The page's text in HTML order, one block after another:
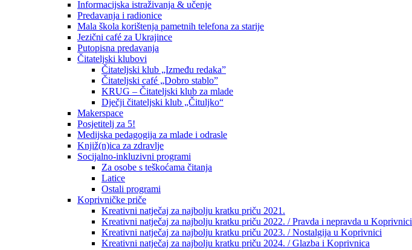
Informacijska istraživanja & učenje
Predavanja i radionice
Mala škola korištenja pametnih telefona za starije
Jezični café za Ukrajince
Putopisna predavanja
Čitateljski klubovi
Čitateljski klub „Između redaka”
Čitateljski café „Dobro stablo”
KRUG – Čitateljski klub za mlade
Dječji čitateljski klub „Čituljko“
Makerspace
Posjetitelj za 5!
Medijska pedagogija za mlade i odrasle
Knjiž(n)ica za zdravlje
Socijalno-inkluzivni programi
Za osobe s teškoćama čitanja
Latice
Ostali programi
Koprivničke priče
Kreativni natječaj za najbolju kratku priču 2021.
Kreativni natječaj za najbolju kratku priču 2022. / Pravda i nepravda u Koprivnici
Kreativni natječaj za najbolju kratku priču 2023. / Nostalgija u Koprivnici
Kreativni natječaj za najbolju kratku priču 2024. / Glazba i Koprivnica